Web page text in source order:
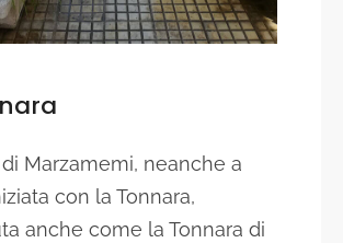
Marzamemi, neanche a
con la Tonnara,
anche come la Tonnara di